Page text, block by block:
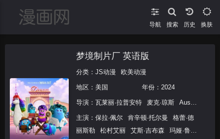
导航 搜索 换肤
梦境制片厂 英语版
分类： JS动漫 欧美动漫
地区： 美国 年份： 2024
导演： 瓦莱丽·拉普安特 麦克·琼斯 Austin
主演： 保拉·佩尔 肯辛顿·托尔曼
格蕾·德
丽斯勒
松村艾丽 艾斯·吉布森
玛娅·鲁道